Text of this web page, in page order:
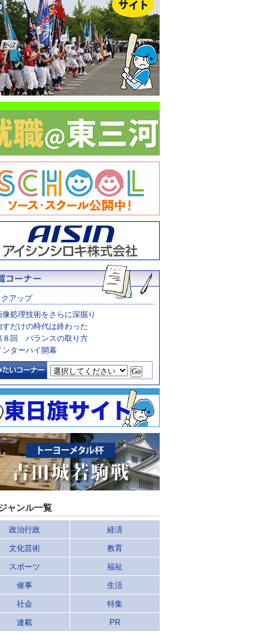
アップ
像処理技術をさらに深掘り
すだけの時代は終わった
８回 バランスの取り方
ンターハイ開幕
ャンル一覧
政治行政 経済
文化芸術 教育
スポーツ 福祉
催事 生活
社会 特集
連載 PR